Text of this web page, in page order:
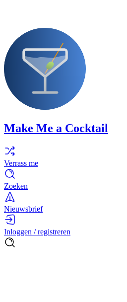
Make Me a Cocktail
Verrass me
Zoeken
Nieuwsbrief
Inloggen / registreren